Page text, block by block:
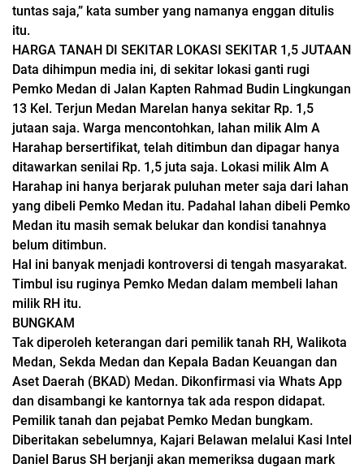
tuntas saja,” kata sumber yang namanya enggan ditulis
itu.
HARGA TANAH DI SEKITAR LOKASI SEKITAR 1,5 JUTAAN
Data dihimpun media ini, di sekitar lokasi ganti rugi
Pemko Medan di Jalan Kapten Rahmad Budin Lingkungan
13 Kel. Terjun Medan Marelan hanya sekitar Rp. 1,5
jutaan saja. Warga mencontohkan, lahan milik Alm A
Harahap bersertifikat, telah ditimbun dan dipagar hanya
ditawarkan senilai Rp. 1,5 juta saja. Lokasi milik Alm A
Harahap ini hanya berjarak puluhan meter saja dari lahan
yang dibeli Pemko Medan itu. Padahal lahan dibeli Pemko
Medan itu masih semak belukar dan kondisi tanahnya
belum ditimbun.
Hal ini banyak menjadi kontroversi di tengah masyarakat.
Timbul isu ruginya Pemko Medan dalam membeli lahan
milik RH itu.
BUNGKAM
Tak diperoleh keterangan dari pemilik tanah RH, Walikota
Medan, Sekda Medan dan Kepala Badan Keuangan dan
Aset Daerah (BKAD) Medan. Dikonfirmasi via Whats App
dan disambangi ke kantornya tak ada respon didapat.
Pemilik tanah dan pejabat Pemko Medan bungkam.
Diberitakan sebelumnya, Kajari Belawan melalui Kasi Intel
Daniel Barus SH berjanji akan memeriksa dugaan mark